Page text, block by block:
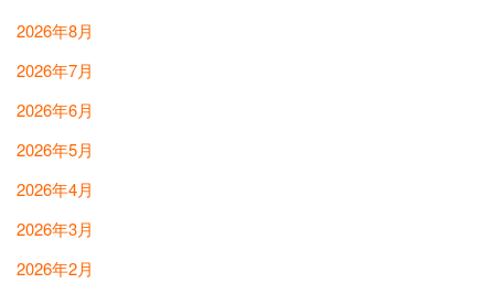
2026年8月
2026年7月
2026年6月
2026年5月
2026年4月
2026年3月
2026年2月